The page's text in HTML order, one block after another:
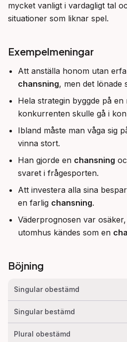
mycket vanligt i vardagligt tal
situationer som liknar spel.
Exempelmeningar
Att anställa honom utan
chansning, men det lönade
Hela strategin byggde på en
konkurrenten skulle gå i
Ibland måste man våga sig
vinna stort.
Han gjorde en chansning
svaret i frågesporten.
Att investera alla sina
en farlig chansning.
Väderprognosen var
utomhus kändes som en
Böjning
Singular obestämd
Singular bestämd
Plural obestämd